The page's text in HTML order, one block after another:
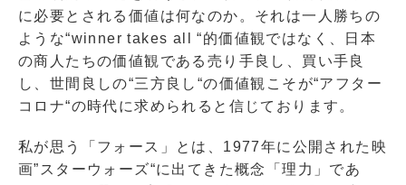
に必要とされる価値は何なのか。それは一人勝ちの
ような“winner takes all “的価値観ではなく、日本
の商人たちの価値観である売り手良し、買い手良
し、世間良しの“三方良し“の価値観こそが“アフター
コロナ“の時代に求められると信じております。
私が思う「フォース」とは、1977年に公開された映
画”スターウォーズ“に出てきた概念「理力」であ